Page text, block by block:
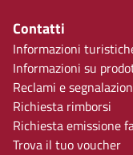
Contatti
Informazioni
Informazioni su
Reclami e
Richiesta rimborsi
Richiesta emissione
Trova il tuo voucher